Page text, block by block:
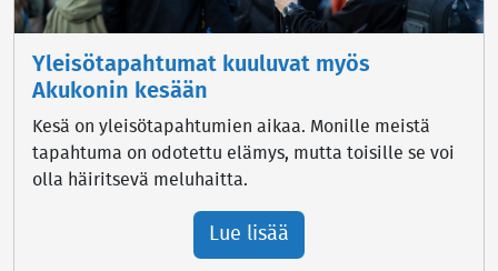
Yleisötapahtumat kuuluvat myös
Akukonin kesään
Kesä on yleisötapahtumien aikaa. Monille meistä
tapahtuma on odotettu elämys, mutta toisille se voi
olla häiritsevä meluhaitta.
Lue lisää